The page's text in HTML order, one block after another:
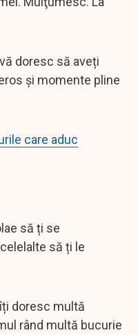
doresc să aveți
și momente pline
care aduc
să ți se
să ți le
doresc multă
rând multă bucurie